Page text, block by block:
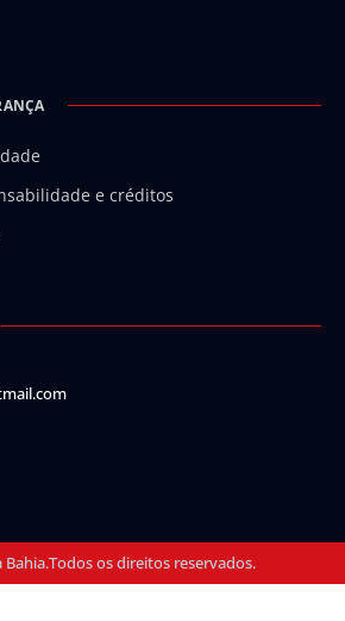
e créditos
Bahia.Todos os direitos reservados.